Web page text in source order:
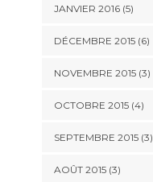
JANVIER 2016(5)
DÉCEMBRE 2015(6)
NOVEMBRE 2015(3)
OCTOBRE 2015(4)
SEPTEMBRE 2015(3)
AOÛT 2015(3)